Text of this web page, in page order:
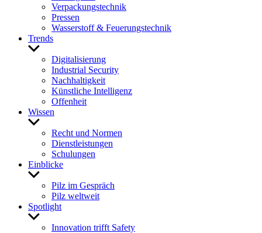
Verpa­ckungs­technik
Pressen
Wasser­stoff & Feue­rungs­technik
Trends
Untermenü
anzeigenDigi­ta­li­sie­rung
Indus­trial Security
Nach­hal­tig­keit
Künst­liche Intel­li­genz
Offen­heit
Wissen
Untermenü
anzeigenRecht und Normen
Dienst­leis­tungen
Schu­lungen
Einblicke
Untermenü
anzeigenPilz im Gespräch
Pilz welt­weit
Spot­light
Untermenü
anzeigenInno­va­tion trifft Safety